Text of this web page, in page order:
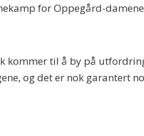
for Oppegård-
kommer til å by på
og det er nok garantert